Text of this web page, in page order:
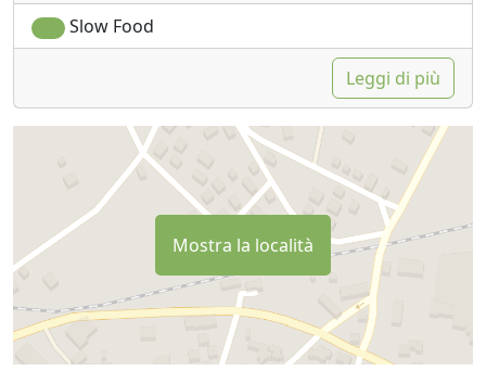
Slow Food
Leggi di più
Mostra la località